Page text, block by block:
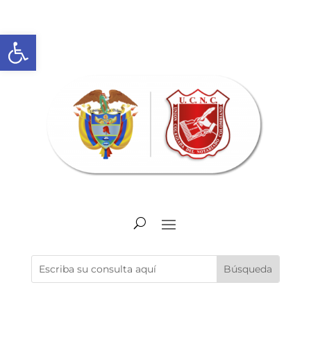
Abrir barra de herramientas